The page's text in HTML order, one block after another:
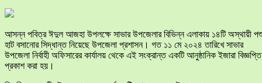
আসন্ন পবিত্র ঈদুল আজহা উপলক্ষে সাভার উপজেলার বিভিন্ন এলাকায় ১৪টি অস্থায়ী
হাট বসানোর সিদ্ধান্ত নিয়েছে উপজেলা প্রশাসন। গত ১১ মে ২০২৪ তারিখে সাভার
উপজেলা নির্বাহী অফিসারের কার্যালয় থেকে এই সংক্রান্ত একটি আনুষ্ঠানিক ইজারা বিজ্ঞপ্তি
প্রকাশ করা হয়।